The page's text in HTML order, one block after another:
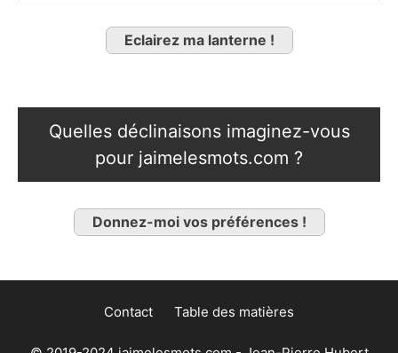
Eclairez ma lanterne !
Quelles déclinaisons imaginez-vous
pour jaimelesmots.com ?
Donnez-moi vos préférences !
Contact Table des matières